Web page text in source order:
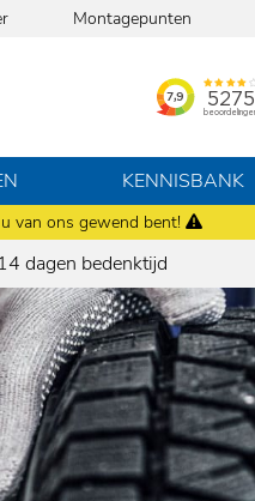
van ons gewend bent!
Montagepunten
KENNISBANK
14 dagen bedenktijd